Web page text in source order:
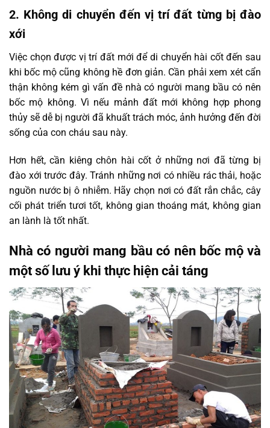
2. Không di chuyển đến vị trí đất từng bị đào
xới
Việc chọn được vị trí đất mới để di chuyển hài cốt đến sau
khi bốc mộ cũng không hề đơn giản. Cần phải xem xét cẩn
thận không kém gì vấn đề nhà có người mang bầu có nên
bốc mộ không. Vì nếu mảnh đất mới không hợp phong
thủy sẽ dễ bị người đã khuất trách móc, ảnh hưởng đến đời
sống của con cháu sau này.
Hơn hết, cần kiêng chôn hài cốt ở những nơi đã từng bị
đào xới trước đây. Tránh những nơi có nhiều rác thải, hoặc
nguồn nước bị ô nhiễm. Hãy chọn nơi có đất rắn chắc, cây
cối phát triển tươi tốt, không gian thoáng mát, không gian
an lành là tốt nhất.
Nhà có người mang bầu có nên bốc mộ và
một số lưu ý khi thực hiện cải táng